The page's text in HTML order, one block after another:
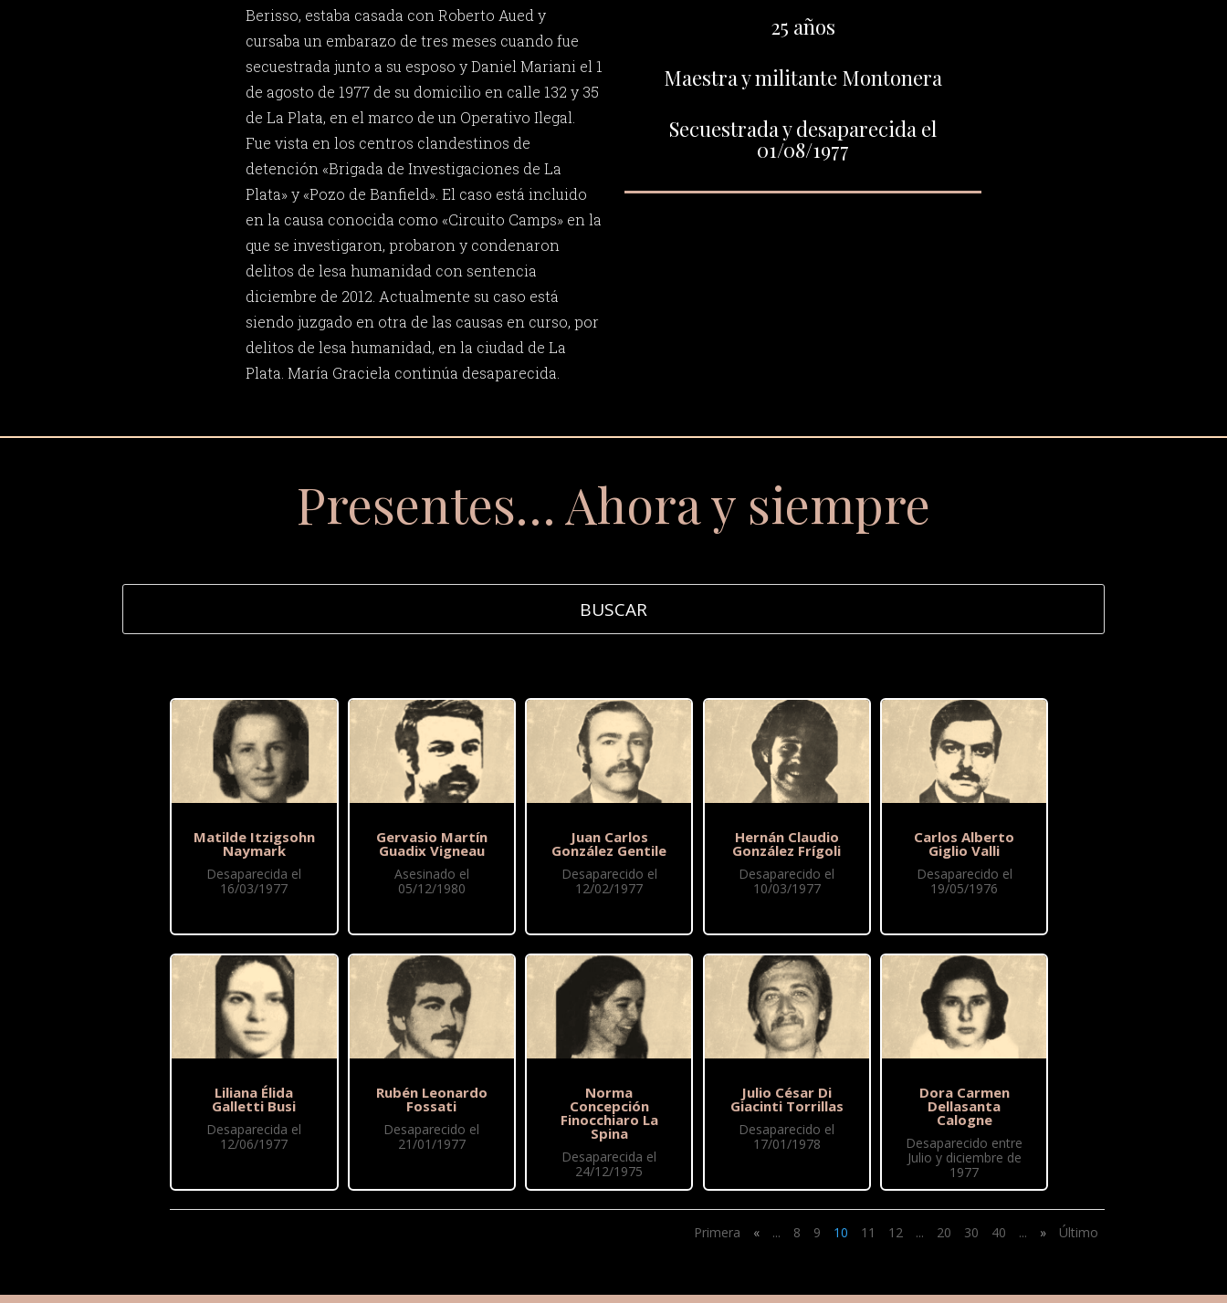
Berisso, estaba casada con Roberto Aued y
cursaba un embarazo de tres meses cuando fue
secuestrada junto a su esposo y Daniel Mariani el 1
de agosto de 1977 de su domicilio en calle 132 y 35
de La Plata, en el marco de un Operativo Ilegal.
Fue vista en los centros clandestinos de
detención «Brigada de Investigaciones de La
Plata» y «Pozo de Banfield». El caso está incluido
en la causa conocida como «Circuito Camps» en la
que se investigaron, probaron y condenaron
delitos de lesa humanidad con sentencia
diciembre de 2012. Actualmente su caso está
siendo juzgado en otra de las causas en curso, por
delitos de lesa humanidad, en la ciudad de La
Plata. María Graciela continúa desaparecida.
25 años
Maestra y militante Montonera
Secuestrada y desaparecida el
01/08/1977
Presentes… Ahora y siempre
Matilde Itzigsohn
Naymark
Desaparecida el
16/03/1977
Liliana Élida
Galletti Busi
Desaparecida el
12/06/1977
Gervasio Martín
Guadix Vigneau
Asesinado el
05/12/1980
Rubén Leonardo
Fossati
Desaparecido el
21/01/1977
Juan Carlos
González Gentile
Desaparecido el
12/02/1977
Norma
Concepción
Finocchiaro La
Spina
Desaparecida el
24/12/1975
Hernán Claudio
González Frígoli
Desaparecido el
10/03/1977
Julio César Di
Giacinti Torrillas
Desaparecido el
17/01/1978
Carlos Alberto
Giglio Valli
Desaparecido el
19/05/1976
Dora Carmen
Dellasanta
Calogne
Desaparecido entre
Julio y diciembre de
1977
Primera « ... 8 9 10 11 12 ... 20 30 40 ... » Último